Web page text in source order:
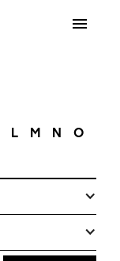
L M N O